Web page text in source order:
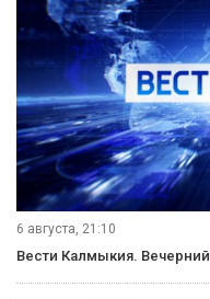
6 августа, 21:10
Вести Калмыкия. Вечерний